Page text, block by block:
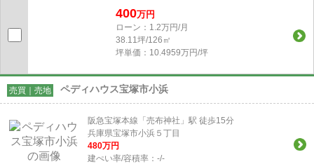
400万円
ローン：1.2万円/月
38.11坪/126㎡
坪単価：10.4959万円/坪
売買｜売地 ペディハウス宝塚市小浜
阪急宝塚本線「売布神社」駅 徒歩15分
兵庫県宝塚市小浜５丁目
480万円
建ぺい率/容積率： -/-